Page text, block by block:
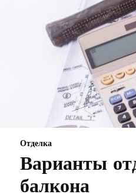
Отделка
Варианты
балкона